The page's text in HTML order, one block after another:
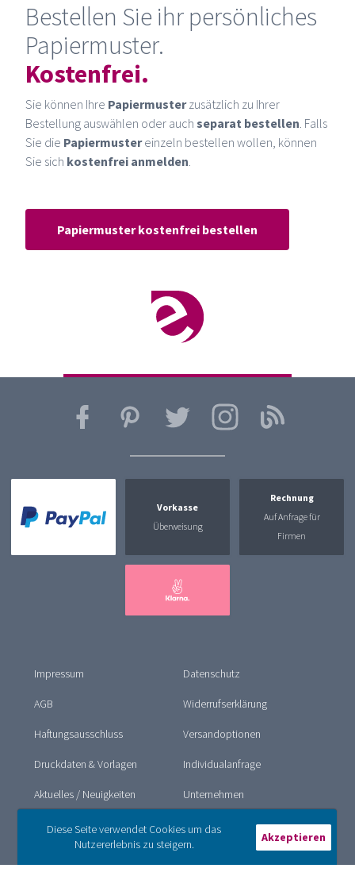
Bestellen Sie ihr persönliches
Papiermuster.
Kostenfrei.
Sie können Ihre Papiermusterzusätzlich zu Ihrer
Bestellung auswählen oder auch separat bestellen. Falls
Sie die Papiermustereinzeln bestellen wollen, können
Sie sich kostenfrei anmelden.
Papiermuster kostenfrei bestellen
Vorkasse
Überweisung
Rechnung
Auf Anfrage für
Firmen
Impressum Datenschutz
AGB Widerrufserklärung
Haftungsausschluss Versandoptionen
Druckdaten & Vorlagen Individualanfrage
Aktuelles / Neuigkeiten Unternehmen
Kontakt Spezialpapiere
Diese Seite verwendet Cookies um das
Nutzererlebnis zu steigern.
Akzeptieren